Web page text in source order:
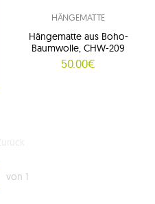
HÄNGEMATTE
Hängematte aus Boho-
Baumwolle, CHW-209
50.00€
von 1